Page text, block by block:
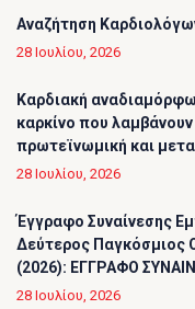
Αναζήτηση
28 Ιουλίου, 2026
Καρδιακή
καρκίνο που
πρωτεϊνωμική και
28 Ιουλίου, 2026
Έγγραφο Συναίνεσης
Δεύτερος Παγκόσμιος
(2026): ΕΓΓΡΑΦΟ
28 Ιουλίου, 2026